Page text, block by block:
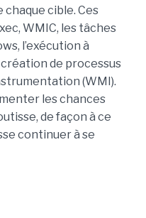
chaque cible. Ces
WMIC, les tâches
l’exécution à
de processus
(WMI).
les chances
de façon à ce
continuer à se